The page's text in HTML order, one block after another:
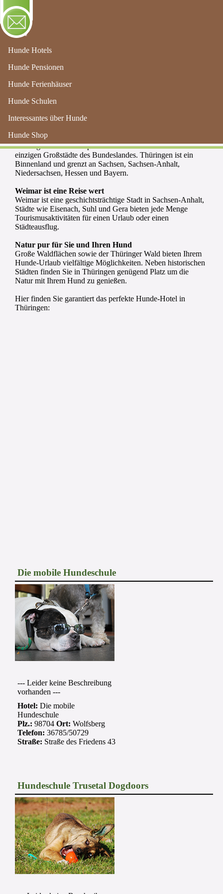
Menu
Home
Hunde Hotels
Hunde Pensionen
Hunde Ferienhäuser
Hunde Schulen
Interessantes über Hunde
Hunde Shop
Hundeschulen in Thüringen
Thüringen gehört zu den kleineren Bundesländern
Thüringens Landeshauptstadt Erfurt und Jena sind die
einzigen Großstädte des Bundeslandes. Thüringen ist ein
Binnenland und grenzt an Sachsen, Sachsen-Anhalt,
Niedersachsen, Hessen und Bayern.
Weimar ist eine Reise wert
Weimar ist eine geschichtsträchtige Stadt in Sachsen-Anhalt,
Städte wie Eisenach, Suhl und Gera bieten jede Menge
Tourismusaktivitäten für einen Urlaub oder einen
Städteausflug.
Natur pur für Sie und Ihren Hund
Große Waldflächen sowie der Thüringer Wald bieten Ihrem
Hunde-Urlaub vielfältige Möglichkeiten. Neben historischen
Städten finden Sie in Thüringen genügend Platz um die
Natur mit Ihrem Hund zu genießen.
Hier finden Sie garantiert das perfekte Hunde-Hotel in
Thüringen:
Die mobile Hundeschule
--- Leider keine Beschreibung
vorhanden ---
Hotel: Die mobile
Hundeschule
Plz.: 98704 Ort: Wolfsberg
Telefon: 36785/50729
Straße: Straße des Friedens 43
Hundeschule Trusetal Dogdoors